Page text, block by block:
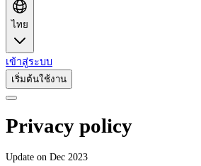
ไทย
เข้าสู่ระบบ
เริ่มต้นใช้งาน
Privacy policy
Update on Dec 2023